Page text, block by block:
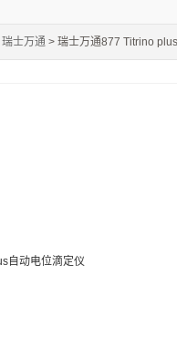
瑞士万通 > 瑞士万通877 Titrino